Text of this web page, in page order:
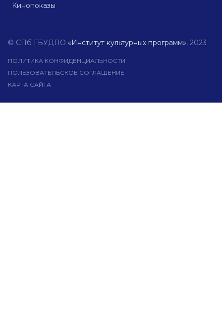
Кинопоказы
© СПб ГБУДПО «Институт культурных программ», 2023
ПОЛИТИКА КОНФИДЕНЦИАЛЬНОСТИ
ПОЛЬЗОВАТЕЛЬСКОЕ СОГЛАШЕНИЕ
КАРТА САЙТА